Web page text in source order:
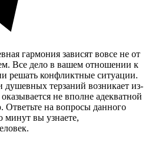
гармония зависят вовсе не от
Все дело в вашем отношении к
решать конфликтные ситуации.
терзаний возникает из-
не вполне адекватной
на вопросы данного
минут вы узнаете,